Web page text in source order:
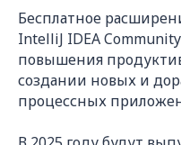
Бесплатное
IntelliJ IDEA
повышения
создании новых и
процессных